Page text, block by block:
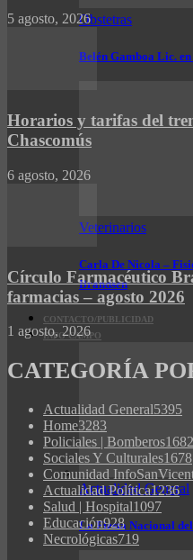
Obstetras
Belén Gamboa Lic.
Veterinarios
Carla De Nicola –
Brandsen
CONTACTO/PUBLICIDAD
INFO CAMPO
Actualidad General
La Fiesta Nacional
5 agosto, 2026
Horarios y tarifas del
Chascomús
6 agosto, 2026
Círculo Farmacéutico
farmacias – agosto 2026
1 agosto, 2026
CATEGORÍA
Actualidad General5395
Home3283
Policiales | Bomberos1682
Sociales Y Culturales1678
Comunidad
Actualidad Política1236
Salud | Hospital1097
Educación928
Necrológicas719